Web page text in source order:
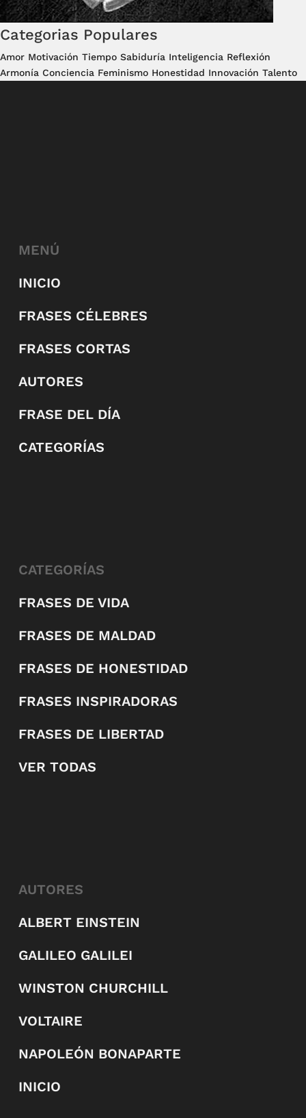
Categorias Populares
Amor Motivación Tiempo Sabiduría Inteligencia Reflexión
Armonía Conciencia Feminismo Honestidad Innovación Talento
MENÚ
INICIO
FRASES CÉLEBRES
FRASES CORTAS
AUTORES
FRASE DEL DÍA
CATEGORÍAS
CATEGORÍAS
FRASES DE VIDA
FRASES DE MALDAD
FRASES DE HONESTIDAD
FRASES INSPIRADORAS
FRASES DE LIBERTAD
VER TODAS
AUTORES
ALBERT EINSTEIN
GALILEO GALILEI
WINSTON CHURCHILL
VOLTAIRE
NAPOLEÓN BONAPARTE
INICIO